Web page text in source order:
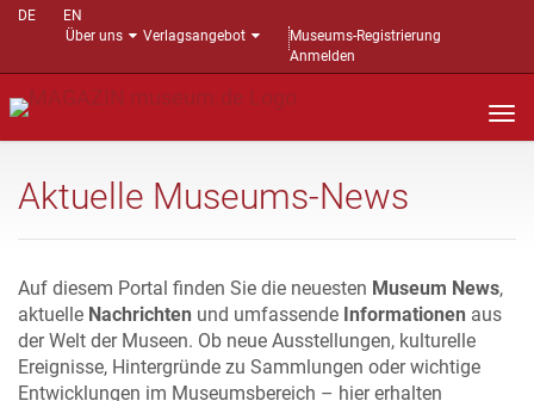
DE
EN
Über uns
Verlagsangebot
Museums-Registrierung
Anmelden
Aktuelle Museums-News
Auf diesem Portal finden Sie die neuesten Museum News,
aktuelle Nachrichten und umfassende Informationen aus
der Welt der Museen. Ob neue Ausstellungen, kulturelle
Ereignisse, Hintergründe zu Sammlungen oder wichtige
Entwicklungen im Museumsbereich – hier erhalten